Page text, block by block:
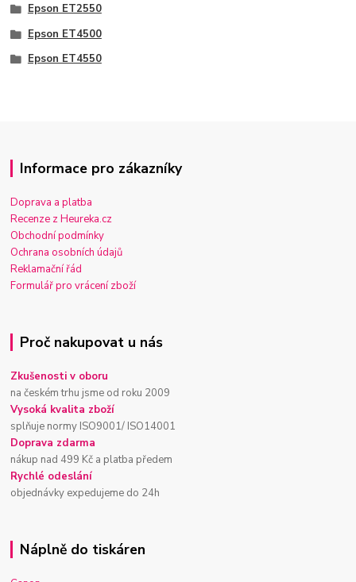
Epson ET2550
Epson ET4500
Epson ET4550
Informace pro zákazníky
Doprava a platba
Recenze z Heureka.cz
Obchodní podmínky
Ochrana osobních údajů
Reklamační řád
Formulář pro vrácení zboží
Proč nakupovat u nás
Zkušenosti v oboru
na českém trhu jsme od roku 2009
Vysoká kvalita zboží
splňuje normy ISO9001/ ISO14001
Doprava zdarma
nákup nad 499 Kč a platba předem
Rychlé odeslání
objednávky expedujeme do 24h
Náplně do tiskáren